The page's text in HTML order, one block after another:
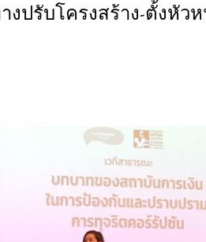
งปรับโครงสร้าง-ตั้งหัว